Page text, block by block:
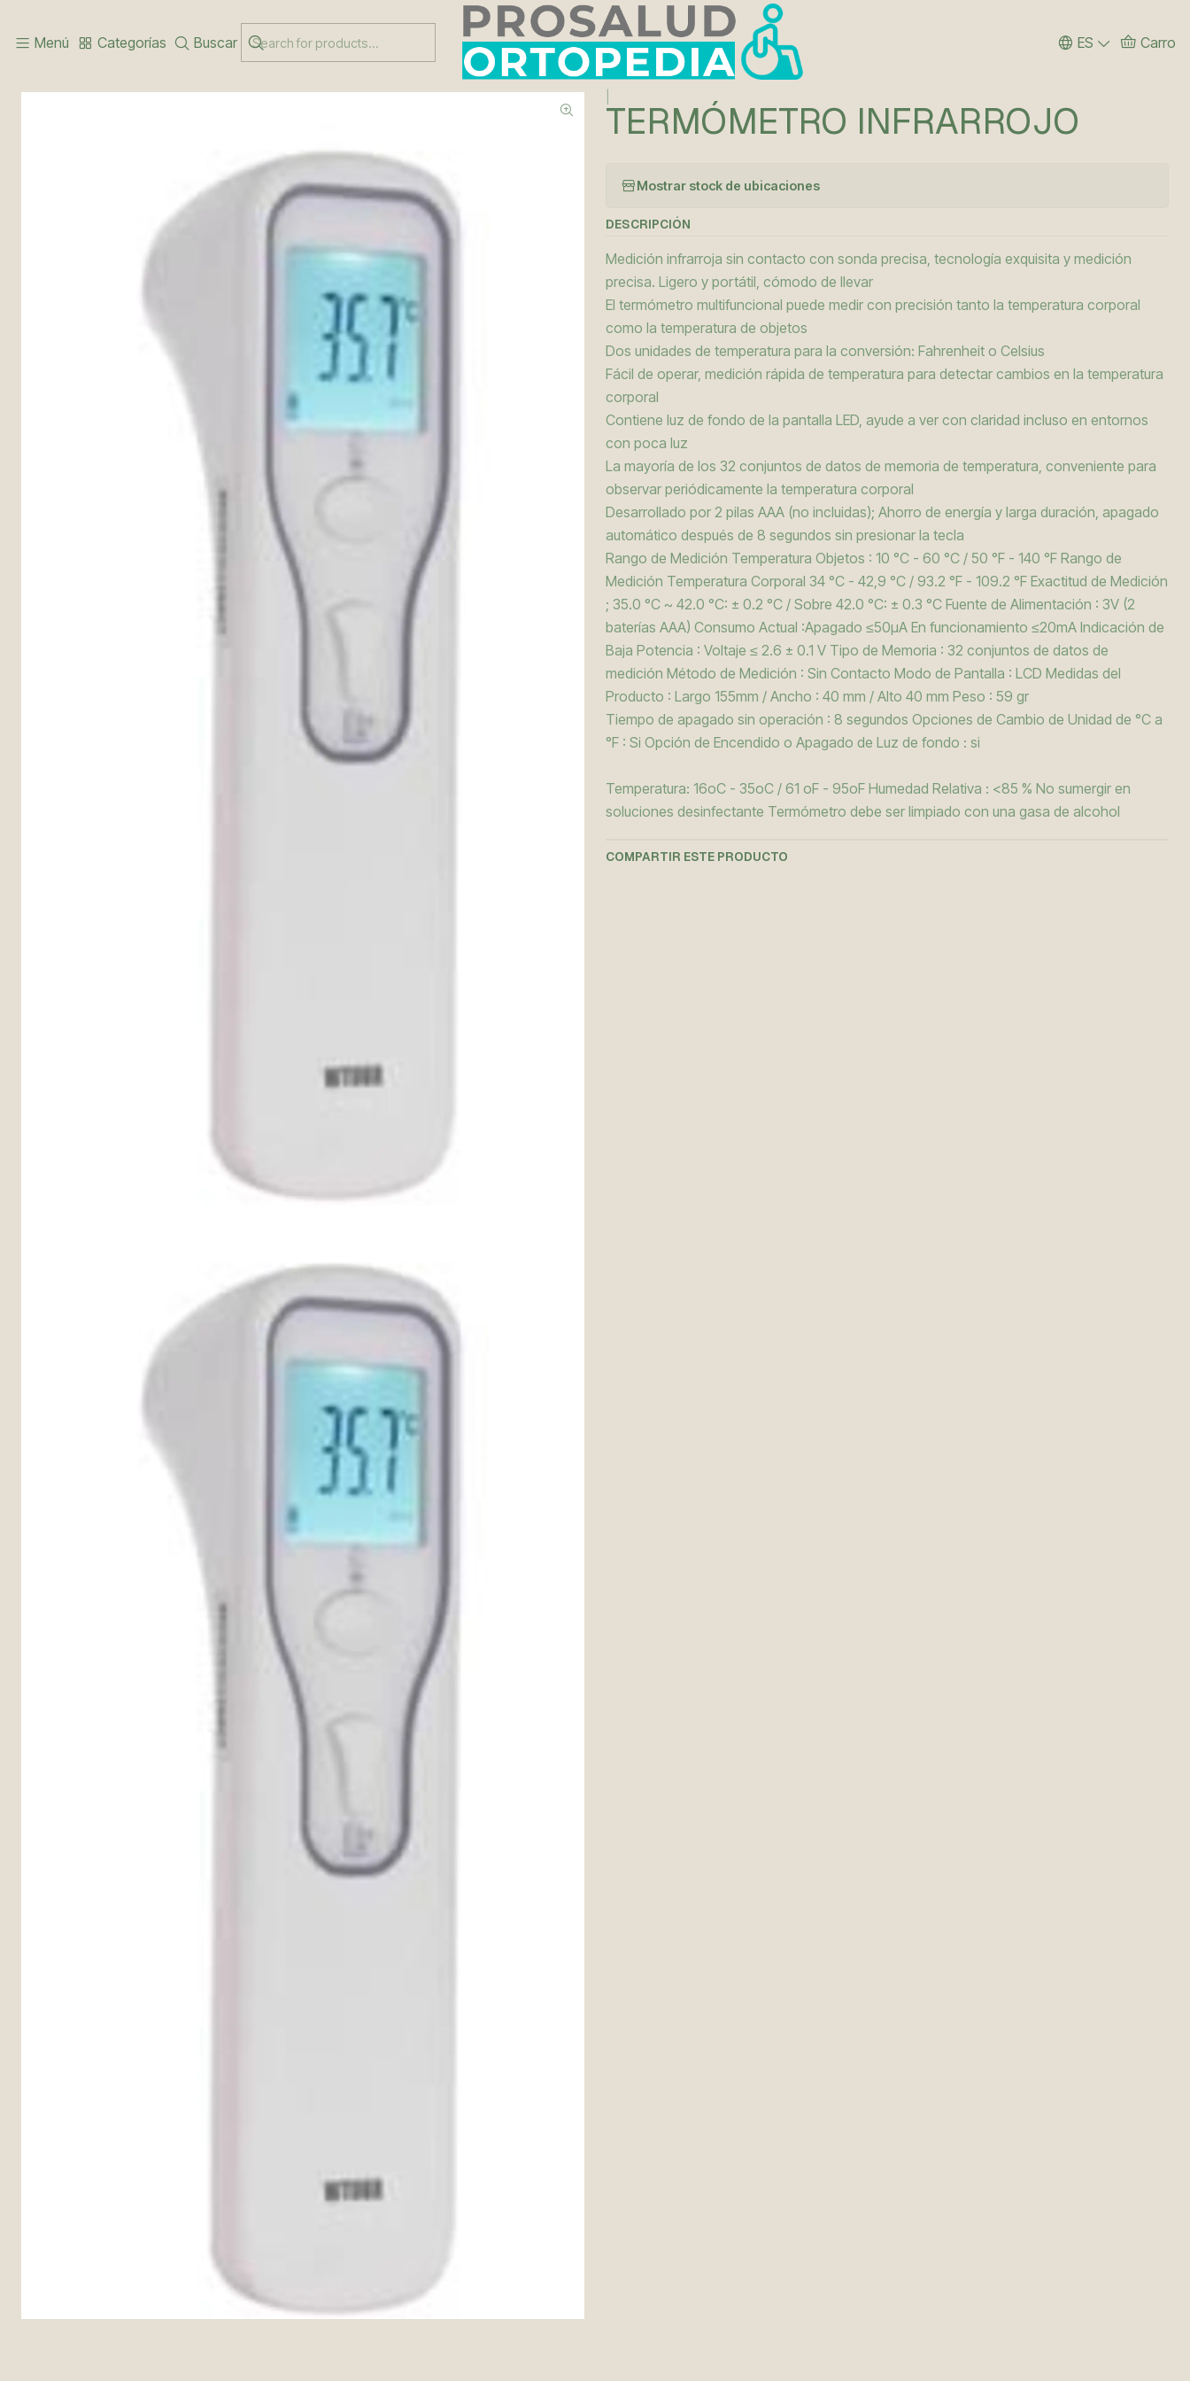
Menú Categorías Buscar ES Carro
Este es el texto del slide
Inicio PRODUCTOS COVID19 TERMÓMETRO INFRARROJO
TERMÓMETRO INFRARROJO
Mostrar stock de ubicaciones
DESCRIPCIÓN
Medición infrarroja sin contacto con sonda precisa, tecnología exquisita y medición
precisa. Ligero y portátil, cómodo de llevar
El termómetro multifuncional puede medir con precisión tanto la temperatura corporal
como la temperatura de objetos
Dos unidades de temperatura para la conversión: Fahrenheit o Celsius
Fácil de operar, medición rápida de temperatura para detectar cambios en la temperatura
corporal
Contiene luz de fondo de la pantalla LED, ayude a ver con claridad incluso en entornos
con poca luz
La mayoría de los 32 conjuntos de datos de memoria de temperatura, conveniente para
observar periódicamente la temperatura corporal
Desarrollado por 2 pilas AAA (no incluidas); Ahorro de energía y larga duración, apagado
automático después de 8 segundos sin presionar la tecla
Rango de Medición Temperatura Objetos : 10 °C - 60 °C / 50 °F - 140 °F Rango de
Medición Temperatura Corporal 34 °C - 42,9 °C / 93.2 °F - 109.2 °F Exactitud de Medición
; 35.0 °C ~ 42.0 °C: ± 0.2 °C / Sobre 42.0 °C: ± 0.3 °C Fuente de Alimentación : 3V (2
baterías AAA) Consumo Actual :Apagado ≤50μA En funcionamiento ≤20mA Indicación de
Baja Potencia : Voltaje ≤ 2.6 ± 0.1 V Tipo de Memoria : 32 conjuntos de datos de
medición Método de Medición : Sin Contacto Modo de Pantalla : LCD Medidas del
Producto : Largo 155mm / Ancho : 40 mm / Alto 40 mm Peso : 59 gr
Tiempo de apagado sin operación : 8 segundos Opciones de Cambio de Unidad de °C a
°F : Si Opción de Encendido o Apagado de Luz de fondo : si
Temperatura: 16oC - 35oC / 61 oF - 95oF Humedad Relativa : <85 % No sumergir en
soluciones desinfectante Termómetro debe ser limpiado con una gasa de alcohol
COMPARTIR ESTE PRODUCTO